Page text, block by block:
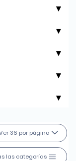
36 por página
las categorías